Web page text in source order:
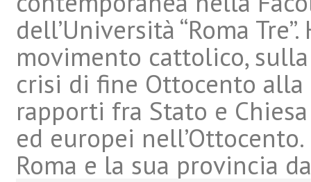
dell’Università “Roma
movimento cattolico,
crisi di fine Ottocento
rapporti fra Stato e
ed europei
Roma e la sua provincia